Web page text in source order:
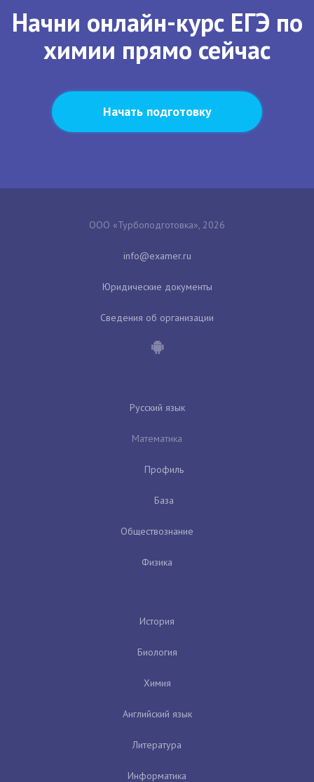
Начни онлайн-курс ЕГЭ по
химии прямо сейчас
Начать подготовку
ООО «Турбоподготовка», 2026
Юридические документы
Сведения об организации
Русский язык
Математика
Профиль
База
Обществознание
Физика
История
Биология
Химия
Английский язык
Литература
Информатика